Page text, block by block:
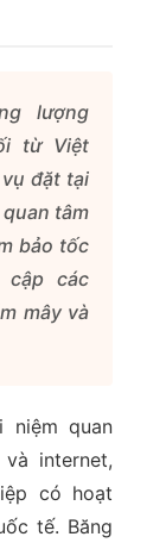
lượng
từ Việt
đặt tại
tâm
bảo tốc
các
mây và
niệm quan
internet,
có hoạt
tế. Băng